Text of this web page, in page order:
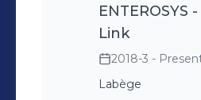
environnement 🌍. Vous souhaitez
travailler avec notre
Contactez-moi ! 📩
ENTEROSYS
Link
2018-3 -
Labège